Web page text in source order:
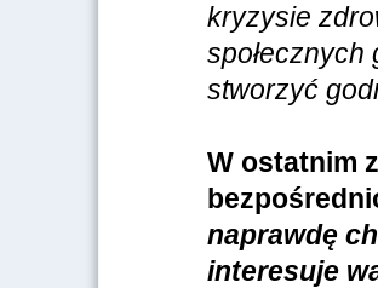
kryzysie
społecznych
stworzyć
W ostatnim
naprawdę
interesuje